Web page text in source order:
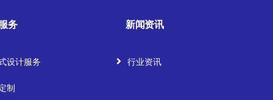
务
设计服务
制
新闻资讯
行业资讯